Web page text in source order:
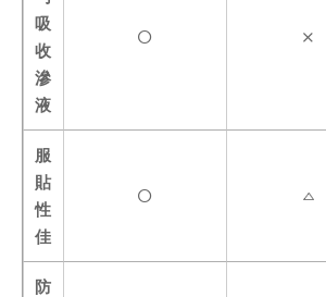
吸
收
滲
液
服
貼
性
佳
防